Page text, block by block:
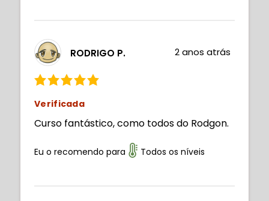
RODRIGO P. 2 anos atrás
Verificada
Curso fantástico, como todos do Rodgon.
Eu o recomendo para Todos os níveis